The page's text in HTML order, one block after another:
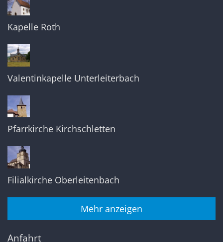
Kapelle Roth
Valentinkapelle Unterleiterbach
Pfarrkirche Kirchschletten
Filialkirche Oberleitenbach
Mehr anzeigen
Anfahrt